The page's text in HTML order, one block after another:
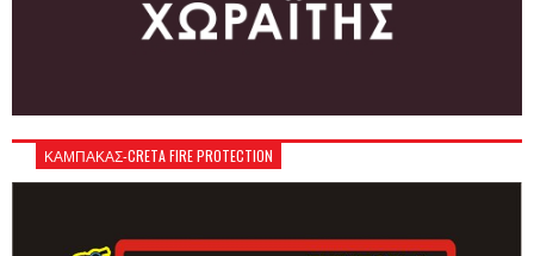
ΚΑΜΠΑΚΑΣ-CRETA FIRE PROTECTION